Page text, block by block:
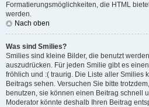
Formatierungsmöglichkeiten, die HTML
werden.
Nach oben
Was sind Smilies?
Smilies sind kleine Bilder, die benutzt
auszudrücken. Für jeden Smilie gibt es
fröhlich und :( traurig. Die Liste aller Smilies
Beitrags sehen. Versuchen Sie bitte
benutzen, sie können einen Beitrag schnell
Moderator könnte deshalb Ihren Beitrag